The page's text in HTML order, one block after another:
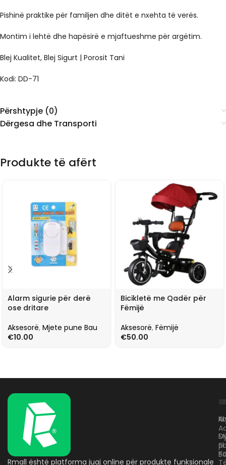
Pishinë praktike për familjen dhe ditët e nxehta të verës.
Montim i lehtë dhe hapësirë e mjaftueshme për argëtim.
Blej Kualitet, Blej Sigurt | Porosit Tani
Kodi: DD-71
Përshtypje (0)
Dërgesa dhe Transporti
Produkte të afërt
Alarm sigurie për derë
ose dritare
Aksesorë, Mjete pune Bau
€10.00
Bicikletë me Qadër për
Fëmijë
Aksesorë, Fëmijë
€50.00
Rmall është platforma juaj online për produkte funksionale